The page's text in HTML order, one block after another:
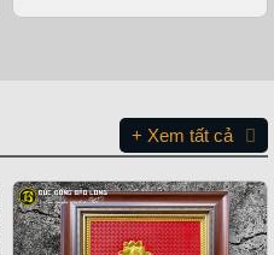
+ Xem tất cả